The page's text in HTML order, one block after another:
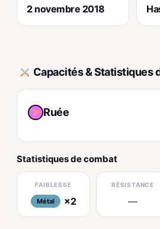
2 novembre 2018
Capacités & Statistiques
Ruée
Statistiques de combat
FAIBLESSE
Métal ×2
RÉSISTANCE
—